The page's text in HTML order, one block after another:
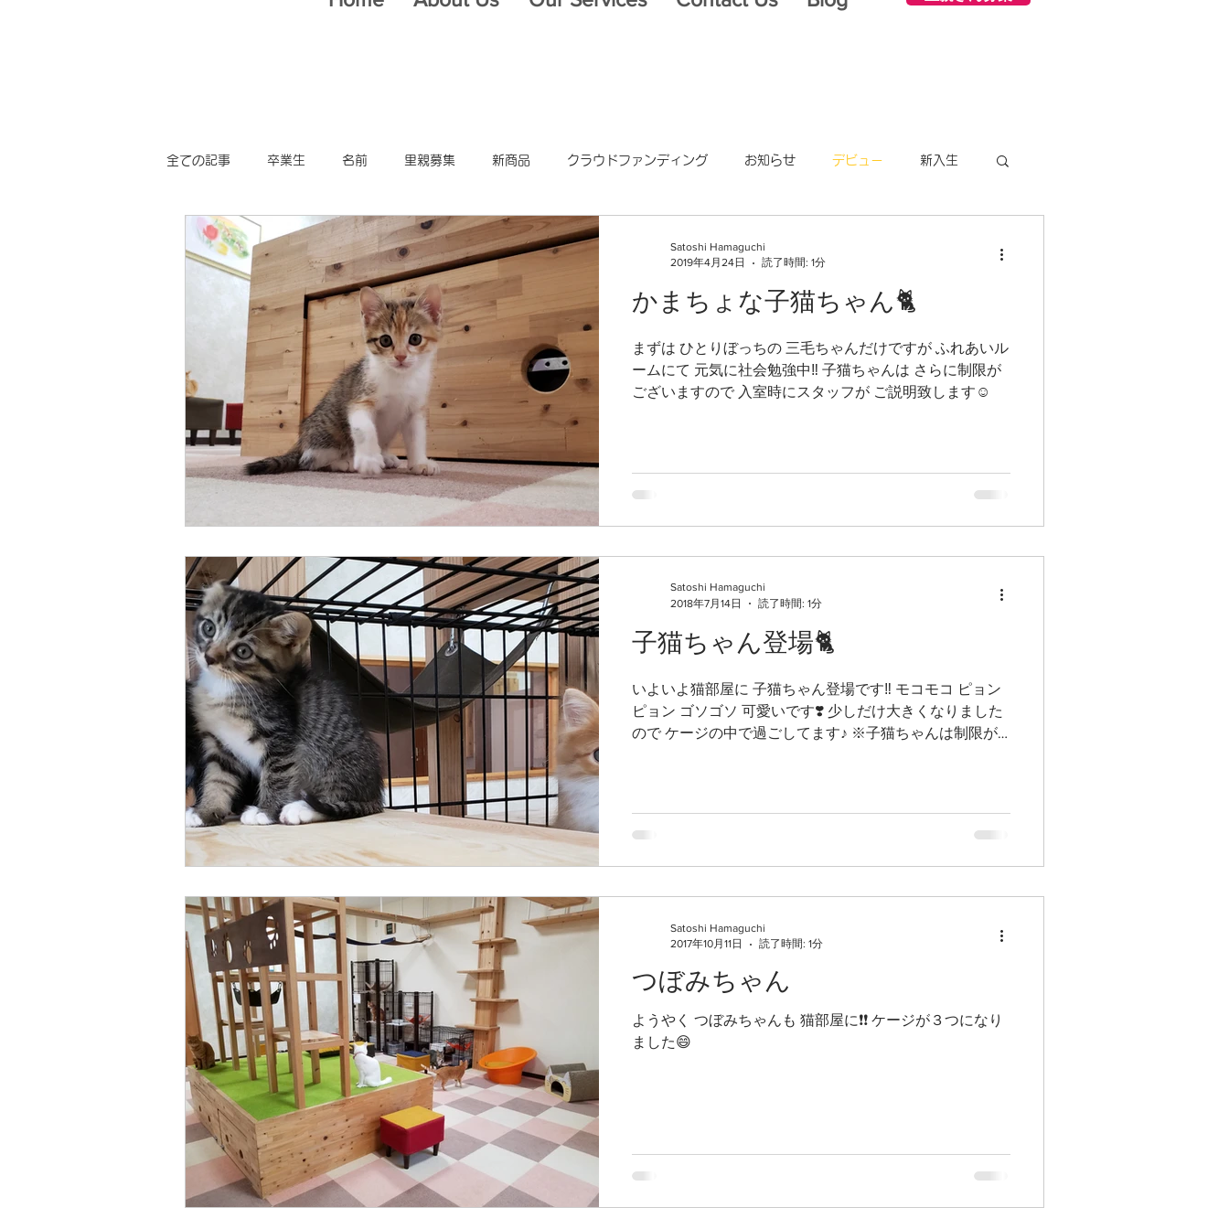
全ての記事 卒業生 名前 里親募集 新商品 クラウドファンディング お知らせ デビュー 新入生
猫スタッフ
かまちょな子猫ちゃん🐈
まずは ひとりぼっちの 三毛ちゃんだけですが ふれあいル
ームにて 元気に社会勉強中‼️ 子猫ちゃんは さらに制限が
ございますので 入室時にスタッフが ご説明致します☺️
Satoshi Hamaguchi
2019年4月24日
読了時間: 1分
子猫ちゃん登場🐈
いよいよ猫部屋に 子猫ちゃん登場です‼️ モコモコ ピョン
ピョン ゴソゴソ 可愛いです❣️ 少しだけ大きくなりました
ので ケージの中で過ごしてます♪ ※子猫ちゃんは制限が
Satoshi Hamaguchi
2018年7月14日
読了時間: 1分
つぼみちゃん
ようやく つぼみちゃんも 猫部屋に❗❗ ケージが３つになり
ました😄
Satoshi Hamaguchi
2017年10月11日
読了時間: 1分